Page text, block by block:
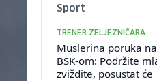
Sport
TRENER ŽELJEZNIČARA
Muslerina poruka
BSK-om: Podržite
zviždite, posustat će